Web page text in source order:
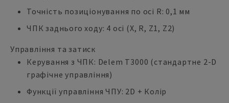
Точність позиціонування по осі R: 0,1 мм
ЧПК заднього ходу: 4 осі (X, R, Z1, Z2)
Управління та затиск
Керування з ЧПК: Delem T3000 (стандартне 2-D
графічне управління)
Функції управління ЧПУ: 2D + Колір